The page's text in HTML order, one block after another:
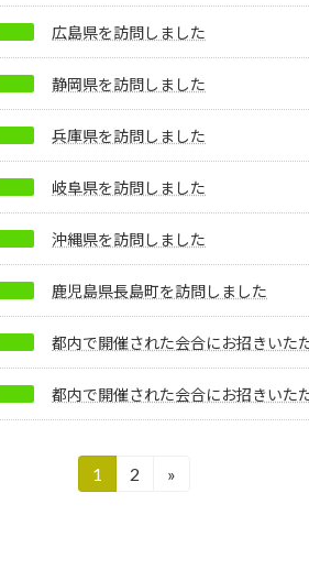
広島県を訪問しました
静岡県を訪問しました
兵庫県を訪問しました
岐阜県を訪問しました
沖縄県を訪問しました
鹿児島県長島町を訪問しました
都内で開催された会合にお招きいた
都内で開催された会合にお招きいた
固
1
固
2 »